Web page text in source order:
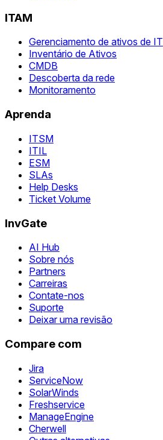
ITAM
Gerenciamento de ativos de IT
Inventário de Ativos
CMDB
Descoberta da rede
Monitoramento
Aprenda
ITSM
ITIL
ESM
SLAs
Help Desks
Ticket Volume
InvGate
AI Hub
Sobre nós
Partners
Carreiras
Contate-nos
Suporte
Deixar uma revisão
Compare com
Jira
ServiceNow
SolarWinds
Freshservice
ManageEngine
Cherwell